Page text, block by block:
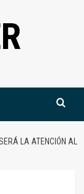
LA ATENCIÓN AL